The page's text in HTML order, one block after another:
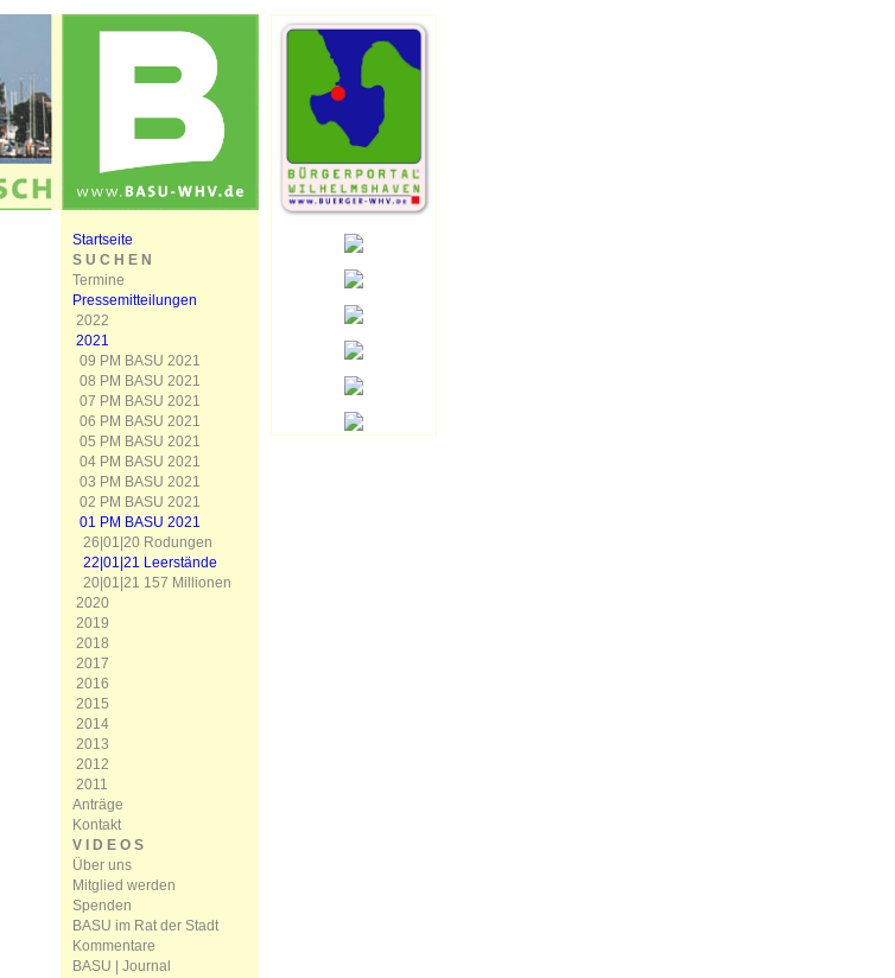
Startseite
S U C H E N
Termine
Pressemitteilungen
2022
2021
09 PM BASU 2021
08 PM BASU 2021
07 PM BASU 2021
06 PM BASU 2021
05 PM BASU 2021
04 PM BASU 2021
03 PM BASU 2021
02 PM BASU 2021
01 PM BASU 2021
26|01|20 Rodungen
22|01|21 Leerstände
20|01|21 157 Millionen
2020
2019
2018
2017
2016
2015
2014
2013
2012
2011
Anträge
Kontakt
V I D E O S
Über uns
Mitglied werden
Spenden
BASU im Rat der Stadt
Kommentare
BASU | Journal